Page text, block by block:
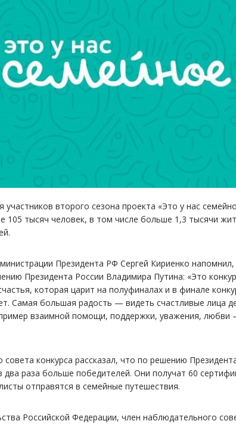
второго сезона проекта «Это у нас
105 тысяч человек, в том числе больше 1,3 тысячи
Президента РФ Сергей Кириенко напомнил,
Президента России Владимира Путина: «Это
которая царит на полуфиналах и в финале
Самая большая радость — видеть счастливые лица
взаимной помощи, поддержки, уважения, любви
конкурса рассказал, что по решению
два раза больше победителей. Они получат 60
отправятся в семейные путешествия.
Российской Федерации, член наблюдательного